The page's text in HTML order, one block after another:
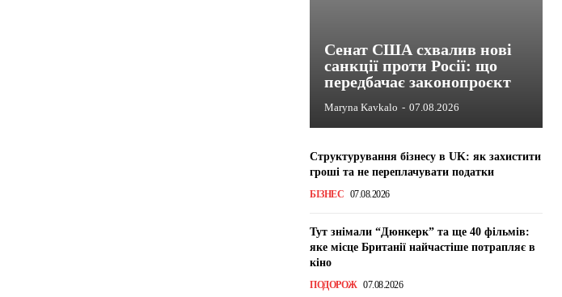
Сенат США схвалив нові
санкції проти Росії: що
передбачає законопроєкт
Maryna Kavkalo - 07.08.2026
Структурування бізнесу в UK: як захистити
гроші та не переплачувати податки
БІЗНЕС 07.08.2026
Тут знімали “Дюнкерк” та ще 40 фільмів:
яке місце Британії найчастіше потрапляє в
кіно
ПОДОРОЖ 07.08.2026